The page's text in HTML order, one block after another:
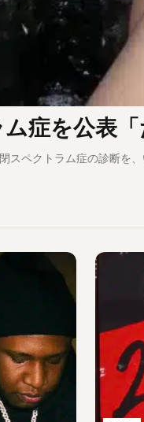
症を公表
スペクトラム症の診断